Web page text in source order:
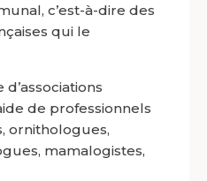
c’est-à-dire des
qui le
d’associations
de professionnels
ornithologues,
mamalogistes,